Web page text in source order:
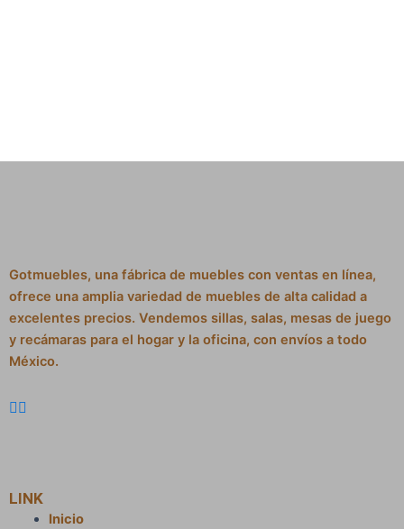
Gotmuebles, una fábrica de muebles con ventas en línea,
ofrece una amplia variedad de muebles de alta calidad a
excelentes precios. Vendemos sillas, salas, mesas de juego
y recámaras para el hogar y la oficina, con envíos a todo
México.
LINK
Inicio